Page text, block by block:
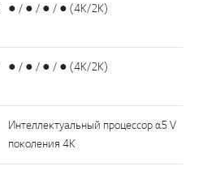
● / ● / ● / ● (4K/2K)
● / ● / ● / ● (4K/2K)
Интеллектуальный процессор α5 V
поколения 4K